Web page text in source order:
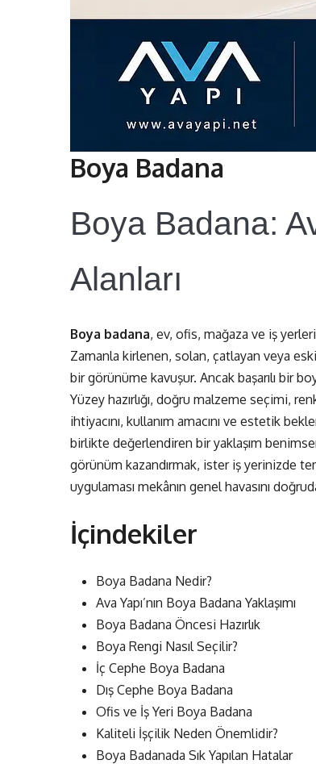
Boya Badana
Boya Badana:
Alanları
Boya badana, ev, ofis, mağaza ve iş
Zamanla kirlenen, solan, çatlayan veya
bir görünüme kavuşur. Ancak başarılı bir
Yüzey hazırlığı, doğru malzeme seçimi,
ihtiyacını, kullanım amacını ve estetik
birlikte değerlendiren bir yaklaşım
görünüm kazandırmak, ister iş yerinizde
uygulaması mekânın genel havasını
İçindekiler
Boya Badana Nedir?
Ava Yapı’nın Boya Badana Yaklaşımı
Boya Badana Öncesi Hazırlık
Boya Rengi Nasıl Seçilir?
İç Cephe Boya Badana
Dış Cephe Boya Badana
Ofis ve İş Yeri Boya Badana
Kaliteli İşçilik Neden Önemlidir?
Boya Badanada Sık Yapılan Hatalar